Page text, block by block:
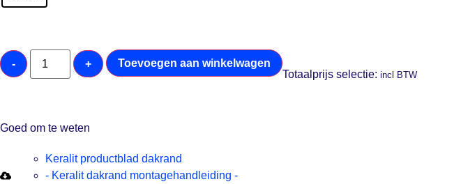
- +
Toevoegen aan winkelwagen
Totaalprijs selectie:incl BTW
Goed om te weten
Keralit productblad dakrand
- Keralit dakrand montagehandleiding -